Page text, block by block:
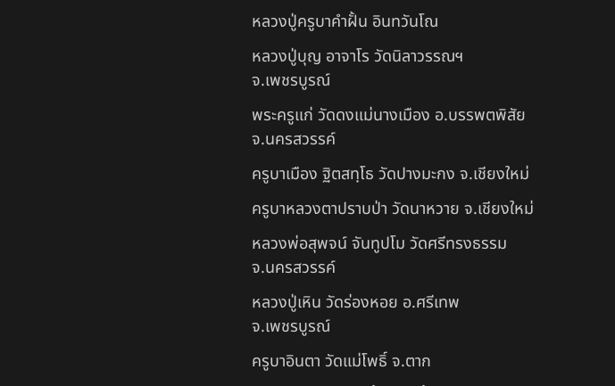
หลวงปู่ครูบาคำฝั้น อินทวันโณ
หลวงปู่บุญ อาจาโร วัดนิลาวรรณฯ
จ.เพชรบูรณ์
พระครูแก่ วัดดงแม่นางเมือง อ.บรรพตพิสัย
จ.นครสวรรค์
ครูบาเมือง ฐิตสทฺโธ วัดปางมะกง จ.เชียงใหม่
ครูบาหลวงตาปราบป่า วัดนาหวาย จ.เชียงใหม่
หลวงพ่อสุพจน์ จันทูปโม วัดศรีทรงธรรม
จ.นครสวรรค์
หลวงปู่เหิน วัดร่องหอย อ.ศรีเทพ
จ.เพชรบูรณ์
ครูบาอินตา วัดแม่โพธิ์ จ.ตาก